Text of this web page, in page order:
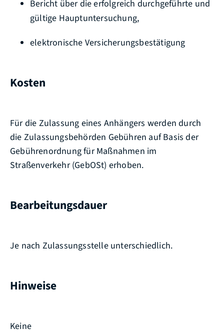
Bericht über die erfolgreich durchgeführte und
gültige Hauptuntersuchung,
elektronische Versicherungsbestätigung
Kosten
Für die Zulassung eines Anhängers werden durch
die Zulassungsbehörden Gebühren auf Basis der
Gebührenordnung für Maßnahmen im
Straßenverkehr (GebOSt) erhoben.
Bearbeitungsdauer
Je nach Zulassungsstelle unterschiedlich.
Hinweise
Keine